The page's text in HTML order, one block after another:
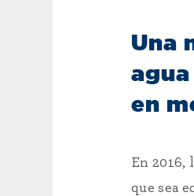
Una
en
En 2016,
que sea